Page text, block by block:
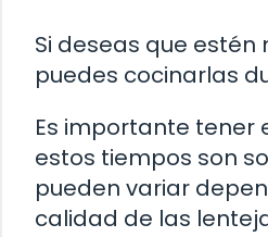
Si deseas que estén
puedes cocinarlas
Es importante tener
estos tiempos son
pueden variar
calidad de las